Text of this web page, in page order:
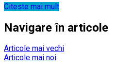
Citeste mai mult
Navigare în articole
Articole mai vechi
Articole mai noi